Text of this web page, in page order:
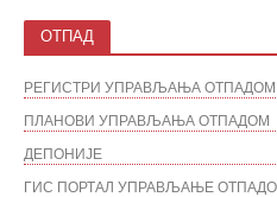
ОТПАД
РЕГИСТРИ УПРАВЉАЊА ОТПАДОМ
ПЛАНОВИ УПРАВЉАЊА ОТПАДОМ
ДЕПОНИЈЕ
ГИС ПОРТАЛ УПРАВЉАЊЕ